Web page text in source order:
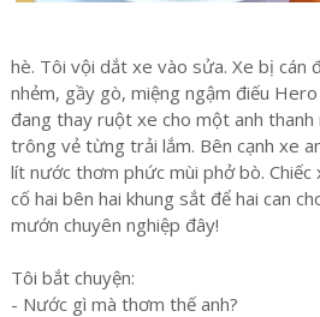
hè. Tôi vội dắt xe vào sửa. Xe bị cán
nhẻm, gầy gò, miệng ngậm điếu
đang thay ruột xe cho một anh thanh
trông vẻ từng trải lắm. Bên cạnh xe
lít nước thơm phức mùi phở bò.
cố hai bên hai khung sắt để hai can
mướn chuyên nghiệp đây!
Tôi bắt chuyện:
- Nước gì mà thơm thế anh?